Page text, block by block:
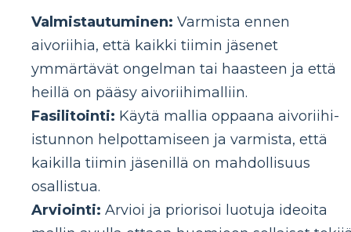
Valmistautuminen: Varmista ennen
aivoriihia, että kaikki tiimin jäsenet
ymmärtävät ongelman tai haasteen ja että
heillä on pääsy aivoriihimalliin.
Fasilitointi: Käytä mallia oppaana aivoriihi-
istunnon helpottamiseen ja varmista, että
kaikilla tiimin jäsenillä on mahdollisuus
osallistua.
Arviointi: Arvioi ja priorisoi luotuja ideoita